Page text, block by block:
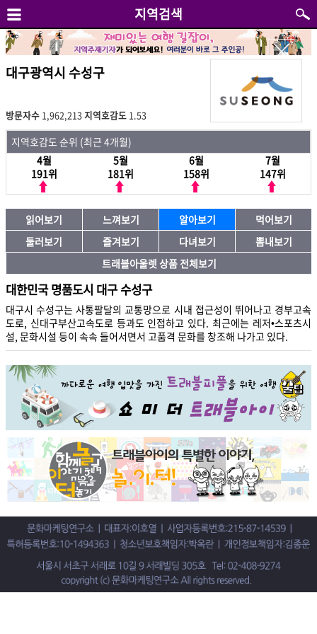
지역검색
대구광역시 수성구
방문자수 1,962,213지역호감도 1.53
지역호감도 순위 (최근 4개월)
4월
191위
5월
181위
6월
158위
7월
147위
읽어보기 느껴보기 알아보기
먹어보기
둘러보기
즐겨보기 다녀보기
뽐내보기
트래블아울렛 상품 전체보기
대한민국 명품도시 대구 수성구
대구시 수성구는 사통팔달의 교통망으로 시내 접근성이 뛰어나고 경부고속
도로, 신대구부산고속도로 등과도 인접하고 있다. 최근에는 레저•스포츠시
설, 문화시설 등이 속속 들어서면서 고품격 문화를 창조해 나가고 있다.